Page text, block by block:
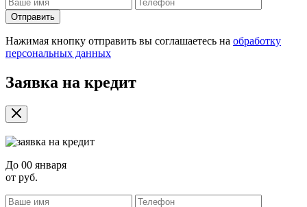
Отправить
Нажимая кнопку отправить вы соглашаетесь на обработку
персональных данных
Заявка на кредит
До 00 января
от руб.